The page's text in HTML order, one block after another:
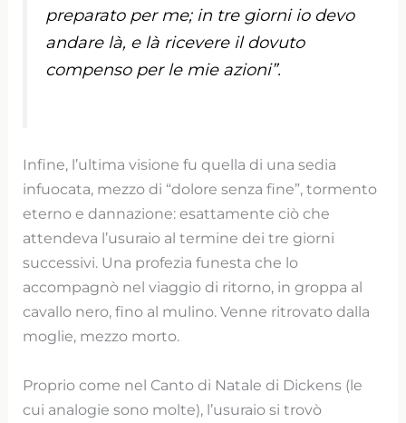
preparato per me; in tre giorni io devo
andare là, e là ricevere il dovuto
compenso per le mie azioni”.
Infine, l’ultima visione fu quella di una sedia
infuocata, mezzo di “dolore senza fine”, tormento
eterno e dannazione: esattamente ciò che
attendeva l’usuraio al termine dei tre giorni
successivi. Una profezia funesta che lo
accompagnò nel viaggio di ritorno, in groppa al
cavallo nero, fino al mulino. Venne ritrovato dalla
moglie, mezzo morto.
Proprio come nel Canto di Natale di Dickens (le
cui analogie sono molte), l’usuraio si trovò